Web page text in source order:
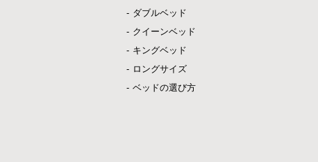
ダブルベッド
クイーンベッド
キングベッド
ロングサイズ
ベッドの選び方